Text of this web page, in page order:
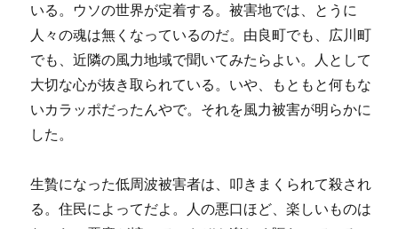
いる。ウソの世界が定着する。被害地では、とうに
人々の魂は無くなっているのだ。由良町でも、広川町
でも、近隣の風力地域で聞いてみたらよい。人として
大切な心が抜き取られている。いや、もともと何もな
いカラッポだったんやで。それを風力被害が明らかに
した。
生贄になった低周波被害者は、叩きまくられて殺され
る。住民によってだよ。人の悪口ほど、楽しいものは